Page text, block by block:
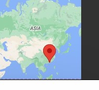
Volbami
obsah?
s druhem cookie: